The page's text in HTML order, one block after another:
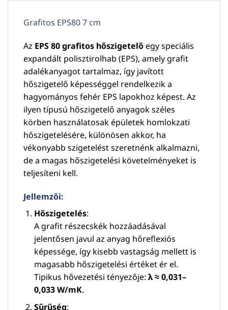
Grafitos EPS80 7 cm
Az EPS 80 grafitos hőszigetelőegy speciális
expandált polisztirolhab (EPS), amely grafit
adalékanyagot tartalmaz, így javított
hőszigetelő képességgel rendelkezik a
hagyományos fehér EPS lapokhoz képest. Az
ilyen típusú hőszigetelő anyagok széles
körben használatosak épületek homlokzati
hőszigetelésére, különösen akkor, ha
vékonyabb szigetelést szeretnénk alkalmazni,
de a magas hőszigetelési követelményeket is
teljesíteni kell.
Jellemzői:
Hőszigetelés:
A grafit részecskék hozzáadásával
jelentősen javul az anyag hőreflexiós
képessége, így kisebb vastagság mellett is
magasabb hőszigetelési értéket ér el.
Tipikus hővezetési tényezője: λ ≈ 0,031–
0,033 W/mK.
Sűrűség: